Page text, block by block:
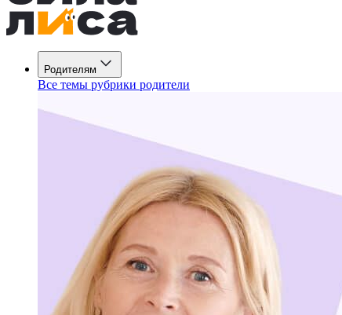
Родителям
Все темы рубрики родители